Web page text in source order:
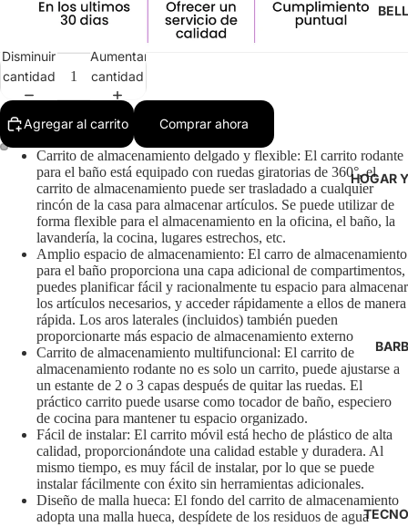
HOGAR
Disminuir
cantidad
Aumentar
cantidad
Agregar al carrito Comprar ahora
Carrito de almacenamiento delgado y flexible: El carrito rodante
para el baño está equipado con ruedas giratorias de 360°, el
carrito de almacenamiento puede ser trasladado a cualquier
rincón de la casa para almacenar artículos. Se puede utilizar de
forma flexible para el almacenamiento en la oficina, el baño, la
lavandería, la cocina, lugares estrechos, etc.
Amplio espacio de almacenamiento: El carro de almacenamiento
para el baño proporciona una capa adicional de compartimentos,
puedes planificar fácil y racionalmente tu espacio para almacenar
los artículos necesarios, y acceder rápidamente a ellos de manera
rápida. Los aros laterales (incluidos) también pueden
proporcionarte más espacio de almacenamiento externo
Carrito de almacenamiento multifuncional: El carrito de
almacenamiento rodante no es solo un carrito, puede ajustarse a
un estante de 2 o 3 capas después de quitar las ruedas. El
práctico carrito puede usarse como tocador de baño, especiero
de cocina para mantener tu espacio organizado.
Fácil de instalar: El carrito móvil está hecho de plástico de alta
calidad, proporcionándote una calidad estable y duradera. Al
mismo tiempo, es muy fácil de instalar, por lo que se puede
instalar fácilmente con éxito sin herramientas adicionales.
Diseño de malla hueca: El fondo del carrito de almacenamiento
adopta una malla hueca, despídete de los residuos de agua